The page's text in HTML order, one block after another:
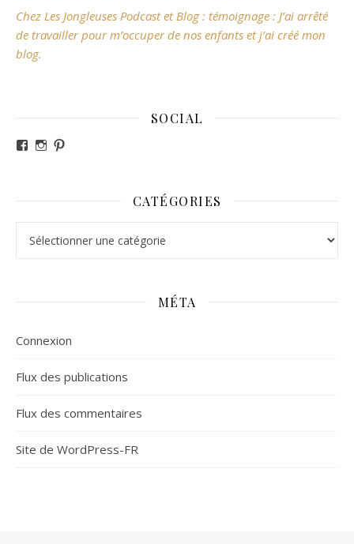
Chez Les Jongleuses Podcast et Blog : témoignage : J’ai arrêté
de travailler pour m’occuper de nos enfants et j’ai créé mon
blog.
SOCIAL
Voir le profil de revesdefripouilles sur Facebook
Voir le profil de claire_revesdefripouilles sur
CATÉGORIES
MÉTA
Connexion
Flux des publications
Flux des commentaires
Site de WordPress-FR